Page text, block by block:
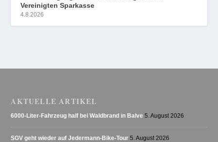
Vereinigten Sparkasse
4.8.2026
AKTUELLE ARTIKEL
6000-Liter-Fahrzeug half bei Waldbrand in Balve 5. August 2026
SGV geht wieder auf Jedermann-Bike-Tour 5. August 2026